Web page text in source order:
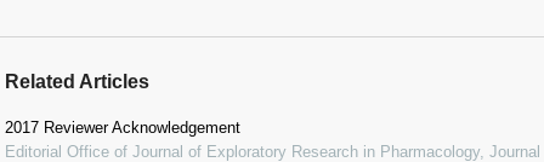
Related Articles
2017 Reviewer Acknowledgement
Editorial Office of Journal of Exploratory Research in Pharmacology,